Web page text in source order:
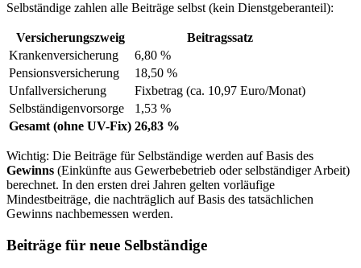
Selbständige zahlen alle Beiträge selbst (kein Dienstgeberanteil):
Versicherungszweig
Beitragssatz
Krankenversicherung
6,80 %
Pensionsversicherung
18,50 %
Unfallversicherung
Fixbetrag (ca. 10,97 Euro/Monat)
Selbständigenvorsorge
1,53 %
Gesamt (ohne UV-Fix) 26,83 %
Wichtig: Die Beiträge für Selbständige werden auf Basis des
Gewinns (Einkünfte aus Gewerbebetrieb oder selbständiger Arbeit)
berechnet. In den ersten drei Jahren gelten vorläufige
Mindestbeiträge, die nachträglich auf Basis des tatsächlichen
Gewinns nachbemessen werden.
Beiträge für neue Selbständige